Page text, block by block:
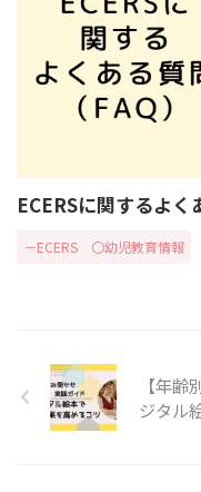
ECERSに関するよく
－ECERS 〇幼児教育情報
【年
ジタル